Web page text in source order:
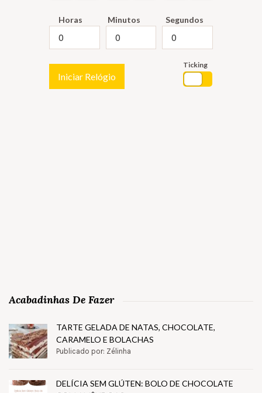
Horas Minutos Segundos
Iniciar Relógio
Ticking
Acabadinhas De Fazer
TARTE GELADA DE NATAS, CHOCOLATE,
CARAMELO E BOLACHAS
Publicado por: Zélinha
DELÍCIA SEM GLÚTEN: BOLO DE CHOCOLATE